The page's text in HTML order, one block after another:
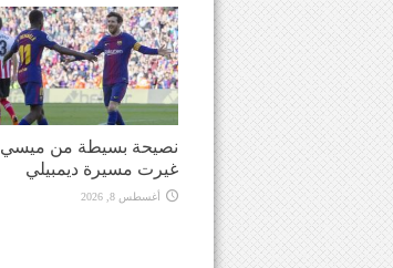
نصيحة بسيطة من ميسي
غيرت مسيرة ديمبيلي
أغسطس 8, 2026